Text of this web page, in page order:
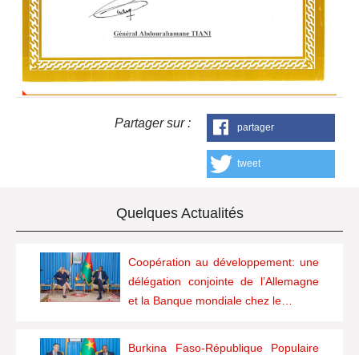
Partager sur : partager
tweet
Quelques Actualités
Coopération au développement: une
délégation conjointe de l’Allemagne
et la Banque mondiale chez le…
Burkina Faso-République Populaire